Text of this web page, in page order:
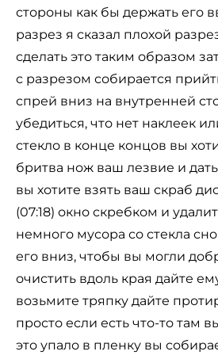
стороны как бы держать его
разрез я сказал плохой
сделать это таким образом
с разрезом собирается
спрей вниз на внутренней
убедиться, что нет наклеек
стекло в конце концов вы
бритва нож ваш лезвие и
вы хотите взять ваш скраб
(07:18) окно скребком и
немного мусора со стекла
его вниз, чтобы вы могли
очистить вдоль края дайте
возьмите тряпку дайте
просто если есть что-то там
это упало в пленку вы